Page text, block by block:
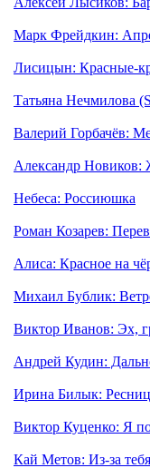
Марк Фрейдкин:
Лисицын: Красные-
Татьяна Нечмилова
Валерий Горбачёв:
Александр Новиков:
Небеса: Россиюшка
Роман Козарев:
Алиса: Красное на
Михаил Бублик:
Виктор Иванов: Эх,
Андрей Кудин:
Ирина Билык:
Виктор Куценко: Я
Кай Метов: Из-за тебя